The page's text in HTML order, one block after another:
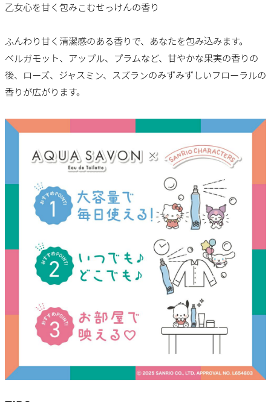
乙女心を甘く包みこむせっけんの香り
ふんわり甘く清潔感のある香りで、あなたを包み込みます。
ベルガモット、アップル、プラムなど、甘やかな果実の香りの
後、ローズ、ジャスミン、スズランのみずみずしいフローラルの
香りが広がります。